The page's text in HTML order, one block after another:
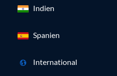
Indien
Spanien
International